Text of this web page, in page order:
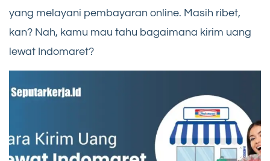
yang melayani pembayaran online. Masih ribet,
kan? Nah, kamu mau tahu bagaimana kirim uang
lewat Indomaret?